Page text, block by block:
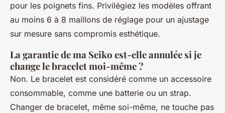
pour les poignets fins. Privilégiez les modèles offrant
au moins 6 à 8 maillons de réglage pour un ajustage
sur mesure sans compromis esthétique.
La garantie de ma Seiko est-elle annulée si je
change le bracelet moi-même ?
Non. Le bracelet est considéré comme un accessoire
consommable, comme une batterie ou un strap.
Changer de bracelet, même soi-même, ne touche pas